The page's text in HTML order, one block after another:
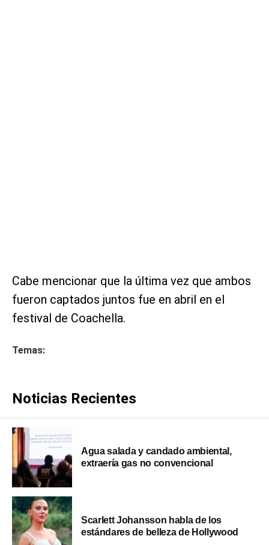
Cabe mencionar que la última vez que ambos
fueron captados juntos fue en abril en el
festival de Coachella.
Temas:
Noticias Recientes
Agua salada y candado ambiental,
extraería gas no convencional
Scarlett Johansson habla de los
estándares de belleza de Hollywood